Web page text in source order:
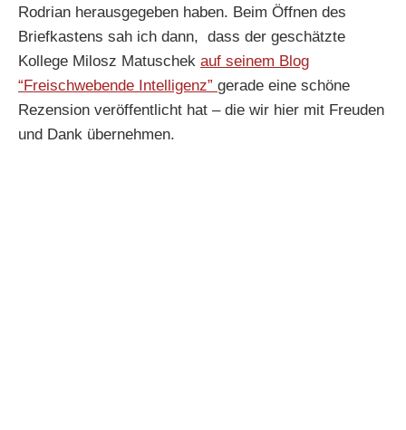
Rodrian herausgegeben haben. Beim Öffnen des
Briefkastens sah ich dann, dass der geschätzte
Kollege Milosz Matuschek auf seinem Blog
“Freischwebende Intelligenz” gerade eine schöne
Rezension veröffentlicht hat – die wir hier mit Freuden
und Dank übernehmen.